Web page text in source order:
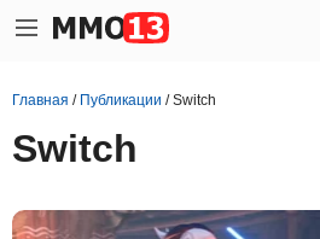
Главная / Публикации /Switch
Switch